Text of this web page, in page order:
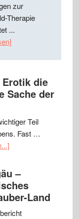
zur
Therapie
...
Erotik die
Sache der
Teil
Fast …
–
Land